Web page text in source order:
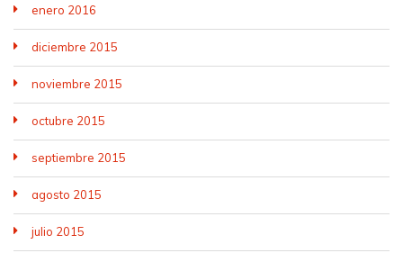
enero 2016
diciembre 2015
noviembre 2015
octubre 2015
septiembre 2015
agosto 2015
julio 2015